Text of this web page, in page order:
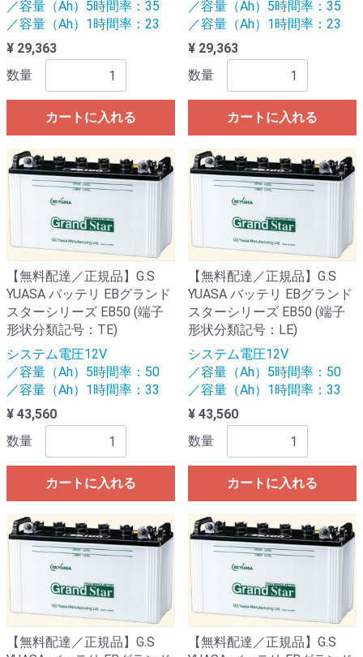
／容量（Ah）5時間率：35
／容量（Ah）1時間率：23
¥ 29,363
数量
カートに入れる
／容量（Ah）5時間率：35
／容量（Ah）1時間率：23
¥ 29,363
数量
カートに入れる
【無料配達／正規品】G.S
YUASA バッテリ EBグランド
スターシリーズ EB50 (端子
形状分類記号：TE)
システム電圧12V
／容量（Ah）5時間率：50
／容量（Ah）1時間率：33
¥ 43,560
数量
カートに入れる
【無料配達／正規品】G.S
YUASA バッテリ EBグランド
スターシリーズ EB50 (端子
形状分類記号：LE)
システム電圧12V
／容量（Ah）5時間率：50
／容量（Ah）1時間率：33
¥ 43,560
数量
カートに入れる
【無料配達／正規品】G.S
【無料配達／正規品】G.S